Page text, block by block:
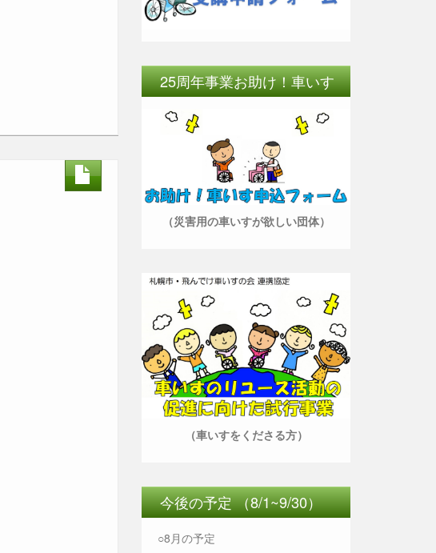
25周年事業お助け！車いす
（災害用の車いすが欲しい団体）
（車いすをくださる方）
今後の予定 （8/1~9/30）
○8月の予定